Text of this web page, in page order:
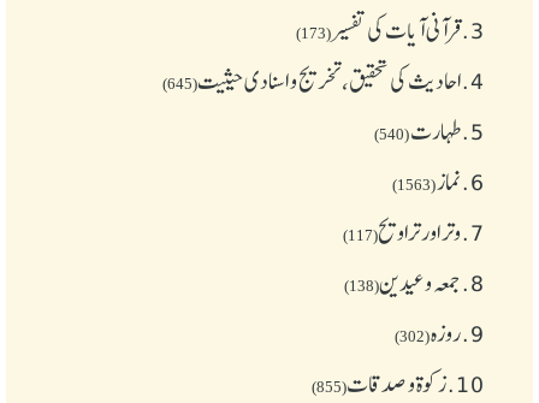
3. قرآنی آیات کی تفسیر(173)
4. احادیث کی تحقیق، تخریج و اسنادی حیثیت(645)
5. طهارت(540)
6. نماز(1563)
7. وتر اور تراویح(117)
8. جمعہ وعیدین(138)
9. روزہ(302)
10. زکوة و صدقات(855)